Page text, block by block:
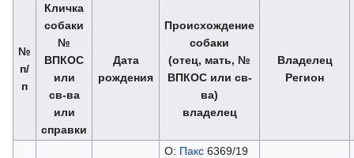
№
п/
п
Кличка
собаки
№
ВПКОС
или
св-ва
или
справки
Дата
рождения
Происхождение
собаки
(отец, мать, №
ВПКОС или св-
ва)
владелец
Владелец
Регион
О: Пакс6369/19